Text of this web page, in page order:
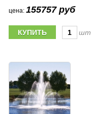
цена: 155757 руб
шт.